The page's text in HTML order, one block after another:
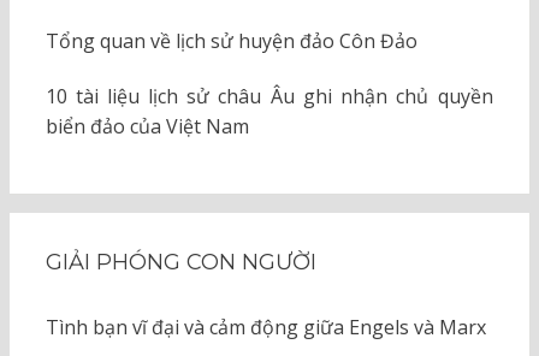
Tổng quan về lịch sử huyện đảo Côn Đảo
10 tài liệu lịch sử châu Âu ghi nhận chủ quyền
biển đảo của Việt Nam
GIẢI PHÓNG CON NGƯỜI
Tình bạn vĩ đại và cảm động giữa Engels và Marx